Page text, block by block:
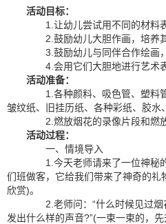
活动目标：
1.让幼儿尝试用不同的材料表
2.鼓励幼儿大胆作画，培养其
3.鼓励幼儿与同伴合作绘画，
4.会用它们大胆地进行艺术表
活动准备：
1.各种颜料、吸色管、塑料管
皱纹纸、旧挂历纸、各种彩纸、胶水
2.燃放烟花的录像片段和燃放
活动过程：
一、情境导入
1.今天老师请来了一位神秘
们班做客，它给我们带来了神奇的
欣赏)。
2.老师问：“什么时候见过烟
发出什么样的声音?”(一束一束的，